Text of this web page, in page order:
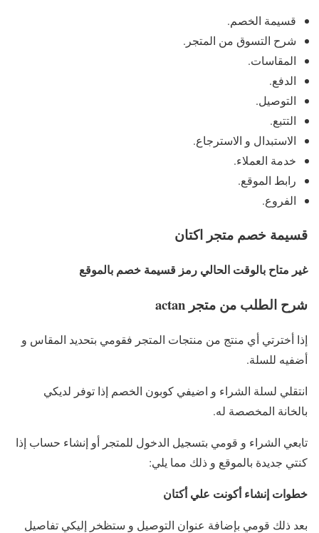
قسيمة الخصم.
شرح التسوق من المتجر.
المقاسات.
الدفع.
التوصيل.
التتبع.
الاستبدال و الاسترجاع.
خدمة العملاء.
رابط الموقع.
الفروع.
قسيمة خصم متجر اكتان
غير متاح بالوقت الحالي رمز قسيمة خصم بالموقع
شرح الطلب من متجر actan
إذا أخترتي أي منتج من منتجات المتجر فقومي بتحديد المقاس و
أضفيه للسلة.
انتقلي لسلة الشراء و اضيفي كوبون الخصم إذا توفر لديكي
بالخانة المخصصة له.
تابعي الشراء و قومي بتسجيل الدخول للمتجر أو إنشاء حساب إذا
كنتي جديدة بالموقع و ذلك مما يلي:
خطوات إنشاء أكونت علي أكتان
بعد ذلك قومي بإضافة عنوان التوصيل و ستظخر إليكي تفاصيل